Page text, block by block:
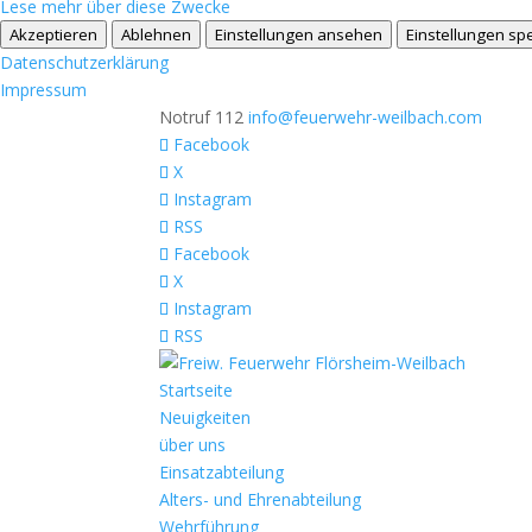
Lese mehr über diese Zwecke
Akzeptieren Ablehnen Einstellungen ansehen Einstellungen
Datenschutzerklärung
Impressum
Notruf 112 info@feuerwehr-weilbach.com
Facebook
X
Instagram
RSS
Facebook
X
Instagram
RSS
Startseite
Neuigkeiten
über uns
Einsatzabteilung
Alters- und Ehrenabteilung
Wehrführung